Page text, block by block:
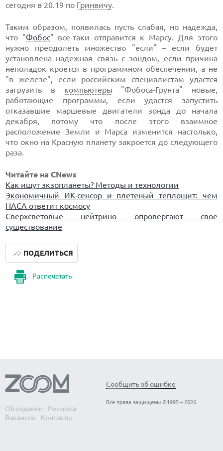
сегодня в 20.19 по Гринвичу.
Таким образом, появилась пусть слабая, но надежда,
что "Фобос" все-таки отправится к Марсу. Для этого
нужно преодолеть множество "если" – если будет
установлена надежная связь с зондом, если причина
неполадок кроется в программном обеспечении, а не
"в железе", если российским специалистам удастся
загрузить в компьютеры "Фобоса-Грунта" новые,
работающие программы, если удастся запустить
отказавшие маршевые двигатели зонда до начала
декабря, потому что после этого взаимное
расположение Земли и Марса изменится настолько,
что окно на Красную планету закроется до следующего
раза.
Читайте на CNews
Как ищут экзопланеты? Методы и технологии
Экономичный ИК-сенсор и плетеный теплощит: чем
НАСА ответит космосу
Сверхсветовые нейтрино опровергают свое
существование
Распечатать
ПОДЕЛИТЬСЯ
Об издании
Реклама
Вакансии
Контакты
Сообщить об ошибке
Все права защищены ©1995 – 2026